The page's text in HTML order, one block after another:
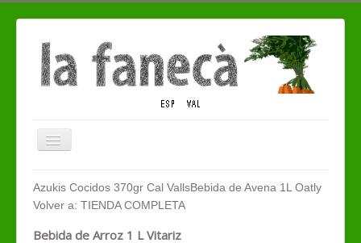
Cambiar
QUIENES SOMOS
TIENDA ECO
CONTACTO
Azukis Cocidos 370gr Cal VallsBebida de Avena 1L Oatly
Volver a: TIENDA COMPLETA
Bebida de Arroz 1 L Vitariz